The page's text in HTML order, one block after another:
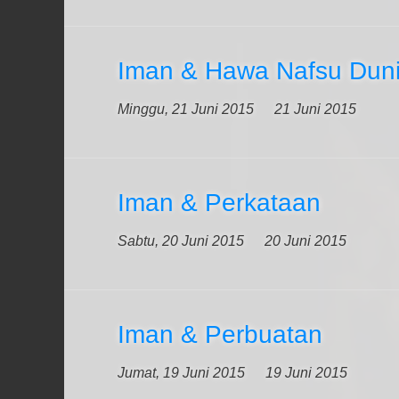
Iman & Hawa Nafsu
Minggu, 21 Juni 2015 21 Juni 2015
Iman & Perkataan
Sabtu, 20 Juni 2015 20 Juni 2015
Iman & Perbuatan
Jumat, 19 Juni 2015 19 Juni 2015